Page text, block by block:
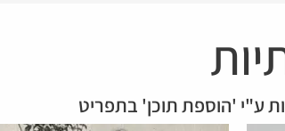
ע"י 'הוספת תוכן' בתפריט